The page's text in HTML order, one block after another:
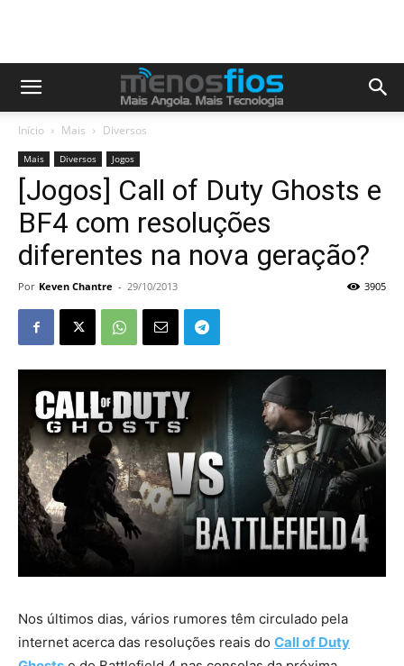
Início Mais Diversos
Mais Diversos Jogos
[Jogos] Call of Duty Ghosts e
BF4 com resoluções
diferentes na nova geração?
Por Keven Chantre - 29/10/2013 3905
Nos últimos dias, vários rumores têm circulado pela
internet acerca das resoluções reais do Call of Duty